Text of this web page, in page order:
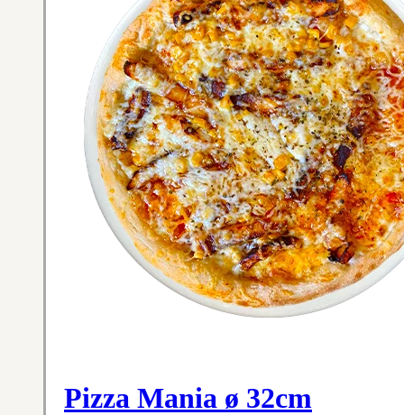
Pizza Mania ø 32cm